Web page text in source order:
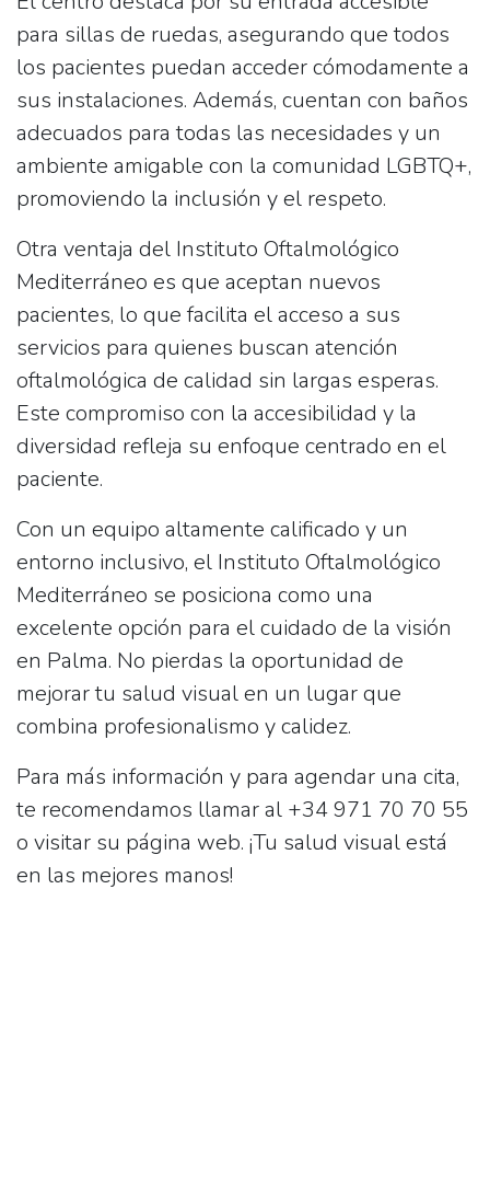
para sillas de ruedas, asegurando que todos
los pacientes puedan acceder cómodamente a
sus instalaciones. Además, cuentan con baños
adecuados para todas las necesidades y un
ambiente amigable con la comunidad LGBTQ+,
promoviendo la inclusión y el respeto.
Otra ventaja del Instituto Oftalmológico
Mediterráneo es que aceptan nuevos
pacientes, lo que facilita el acceso a sus
servicios para quienes buscan atención
oftalmológica de calidad sin largas esperas.
Este compromiso con la accesibilidad y la
diversidad refleja su enfoque centrado en el
paciente.
Con un equipo altamente calificado y un
entorno inclusivo, el Instituto Oftalmológico
Mediterráneo se posiciona como una
excelente opción para el cuidado de la visión
en Palma. No pierdas la oportunidad de
mejorar tu salud visual en un lugar que
combina profesionalismo y calidez.
Para más información y para agendar una cita,
te recomendamos llamar al +34 971 70 70 55
o visitar su página web. ¡Tu salud visual está
en las mejores manos!